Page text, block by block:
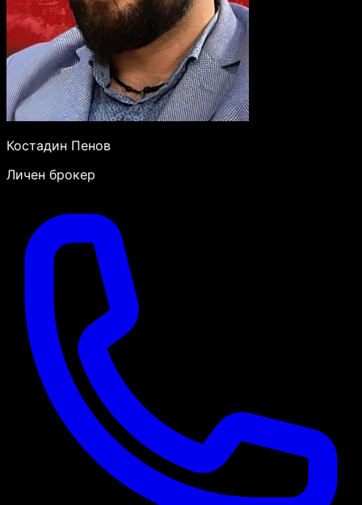
Костадин Пенов
Личен брокер